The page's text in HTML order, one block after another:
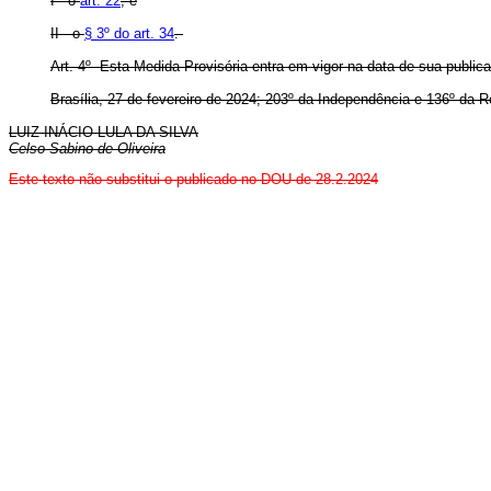
II - o§ 3º do art. 34.
Art. 4º Esta Medida Provisória entra em vigor na data de sua
Brasília, 27 de fevereiro de 2024; 203º da Independência e 136º da
LUIZ INÁCIO LULA DA SILVA
Celso Sabino de Oliveira
Este texto não substitui o publicado no DOU de 28.2.2024